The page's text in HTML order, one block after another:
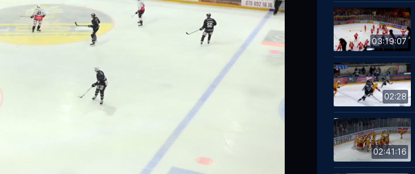
03:19:07
02:28
02:41:16